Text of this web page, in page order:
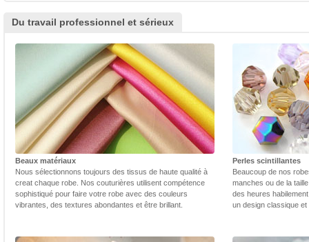
Du travail professionnel et sérieux
Beaux matériaux
Nous sélectionnons toujours des tissus de haute qualité à
creat chaque robe. Nos couturières utilisent compétence
sophistiqué pour faire votre robe avec des couleurs
vibrantes, des textures abondantes et être brillant.
Perles scintillantes
Beaucoup de nos
manches ou de la
des heures
un design classique